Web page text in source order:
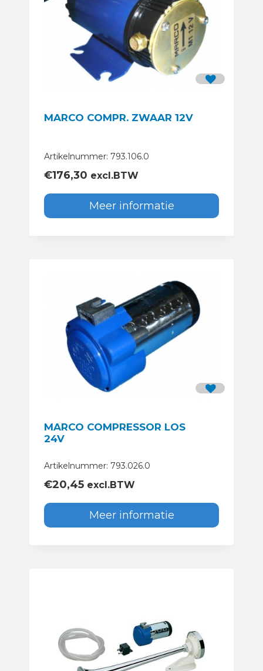
MARCO COMPR. ZWAAR 12V
Artikelnummer: 793.106.0
€176,30 excl.BTW
Meer informatie
MARCO COMPRESSOR LOS
24V
Artikelnummer: 793.026.0
€20,45 excl.BTW
Meer informatie